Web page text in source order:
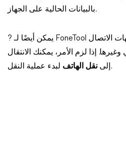
بالبيانات الحالية على الجهاز.
? يمكن أيضًا لـ FoneTool مساعدتك في نقل جهات الاتصال
إذا لزم الأمر، يمكنك الانتقال
إلى نقل الهاتف لبدء عملية النقل.